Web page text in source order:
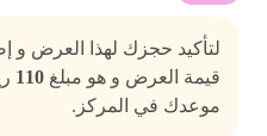
لتأكيد حجزك لهذا العرض و
قيمة العرض و هو مبلغ110
موعدك في المركز.